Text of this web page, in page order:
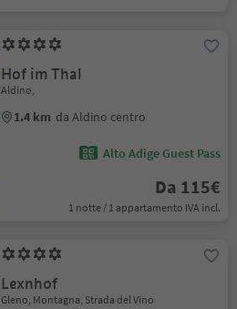
Hof im Thal
Aldino,
1.4 km da Aldino centro
Alto Adige Guest Pass
Da 115€
1 notte / 1 appartamento IVA incl.
Lexnhof
Gleno, Montagna, Strada del Vino